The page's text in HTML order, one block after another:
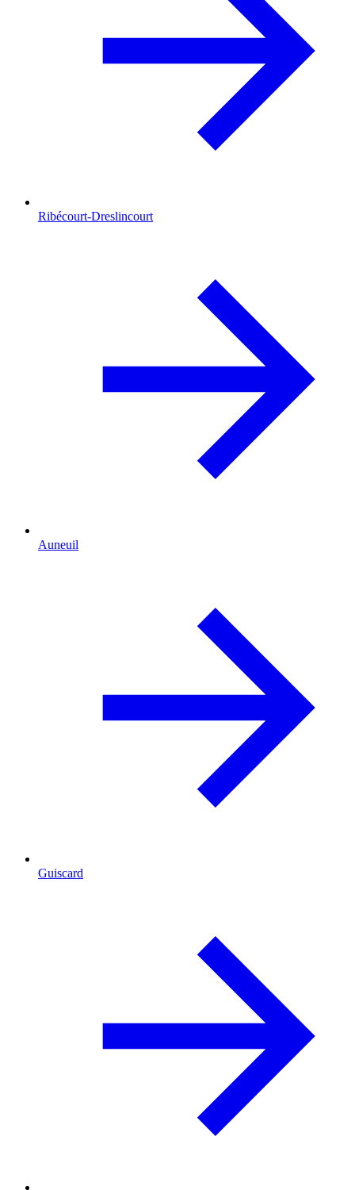
Ribécourt-Dreslincourt
Auneuil
Guiscard